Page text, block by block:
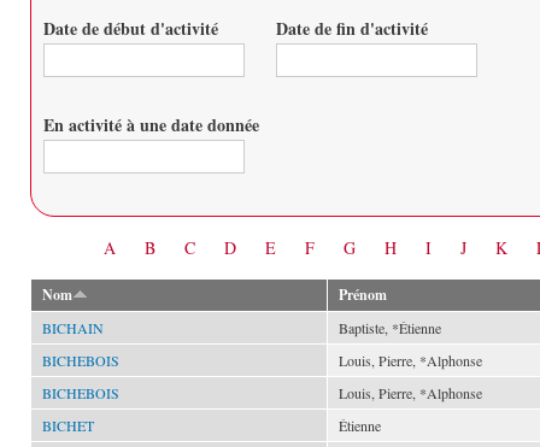
Date de début d'activité Date de fin d'activité
En activité à une date donnée
A B C D E F G H I J K
Nom Prénom
BICHAIN
Baptiste, *Étienne
BICHEBOIS
Louis, Pierre, *Alphonse
BICHEBOIS
Louis, Pierre, *Alphonse
BICHET
Étienne